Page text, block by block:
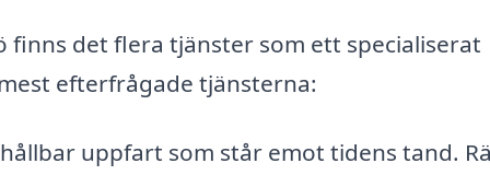
det flera tjänster som ett specialiserat
efterfrågade tjänsterna:
uppfart som står emot tidens tand.